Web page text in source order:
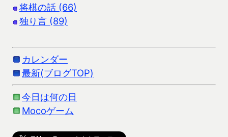
将棋の話 (66)
独り言 (89)
カレンダー
最新(ブログTOP)
今日は何の日
Mocoゲーム